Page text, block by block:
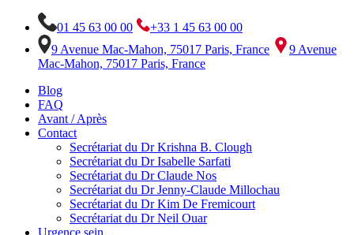
01 45 63 00 00
+33 1 45 63 00 00
9 Avenue Mac-Mahon, 75017 Paris, France
9 Avenue
Mac-Mahon, 75017 Paris, France
Blog
FAQ
Avant / Après
Contact
Secrétariat du Dr Krishna B. Clough
Secrétariat du Dr Isabelle Sarfati
Secrétariat du Dr Claude Nos
Secrétariat du Dr Jenny-Claude Millochau
Secrétariat du Dr Kim De Fremicourt
Secrétariat du Dr Neil Ouar
Urgence sein